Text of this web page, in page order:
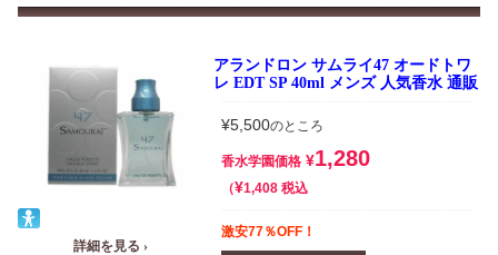
詳細を見る ›
アランドロン サムライ47 オードトワ
レ EDT SP 40ml メンズ 人気香水 通販
¥5,500のところ
香水学園価格 ¥1,280
¥1,408 税込
激安77％OFF！